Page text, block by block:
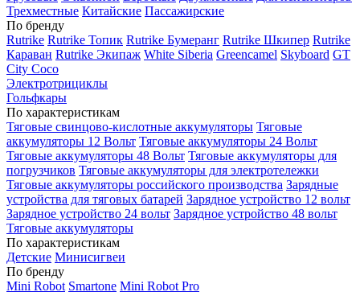
Трехместные Китайские Пассажирские
По бренду
Rutrike Rutrike Топик Rutrike Бумеранг Rutrike Шкипер Rutrike
Караван Rutrike Экипаж White Siberia Greencamel Skyboard GT
City Coco
Электротрициклы
Гольфкары
По характеристикам
Тяговые свинцово-кислотные аккумуляторы Тяговые
аккумуляторы 12 Вольт Тяговые аккумуляторы 24 Вольт
Тяговые аккумуляторы 48 Вольт Тяговые аккумуляторы для
погрузчиков Тяговые аккумуляторы для электротележки
Тяговые аккумуляторы российского производства Зарядные
устройства для тяговых батарей Зарядное устройство 12 вольт
Зарядное устройство 24 вольт Зарядное устройство 48 вольт
Тяговые аккумуляторы
По характеристикам
Детские Минисигвеи
По бренду
Mini Robot Smartone Mini Robot Pro